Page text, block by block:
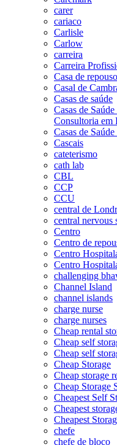
carer
cariaco
Carlisle
Carlow
carreira
Carreira
Casa de repouso
Casal de
Casas de saúde
Casas de
Consultoria em
Casas de
Cascais
cateterismo
cath lab
CBL
CCP
CCU
central de
central nervous
Centro
Centro de
Centro
Centro
challenging
Channel Island
channel islands
charge nurse
charge nurses
Cheap rental
Cheap self
Cheap self
Cheap Storage
Cheap storage
Cheap Storage
Cheapest Self
Cheapest
Cheapest
chefe
chefe de bloco